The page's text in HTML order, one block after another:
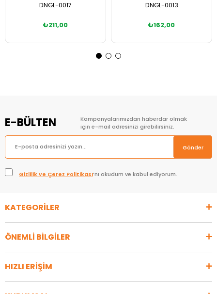
DNGL-0017
₺211,00
DNGL-0013
₺162,00
E-BÜLTEN
Kampanyalarımızdan haberdar olmak
için e-mail adresinizi girebilirsiniz.
Gönder
Gizlilik ve Çerez Politikası’nı okudum ve kabul ediyorum.
KATEGORİLER
ÖNEMLİ BİLGİLER
HIZLI ERİŞİM